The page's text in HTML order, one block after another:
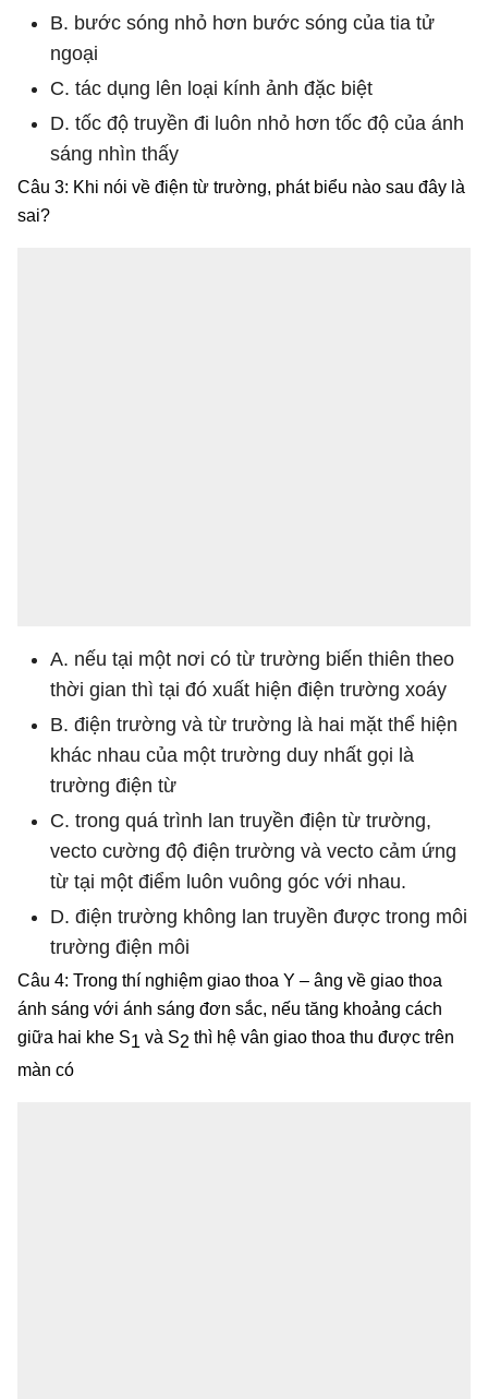
B. bước sóng nhỏ hơn bước sóng của tia tử
ngoại
C. tác dụng lên loại kính ảnh đặc biệt
D. tốc độ truyền đi luôn nhỏ hơn tốc độ của ánh
sáng nhìn thấy
Câu 3: Khi nói về điện từ trường, phát biểu nào sau đây là
sai?
A. nếu tại một nơi có từ trường biến thiên theo
thời gian thì tại đó xuất hiện điện trường xoáy
B. điện trường và từ trường là hai mặt thể hiện
khác nhau của một trường duy nhất gọi là
trường điện từ
C. trong quá trình lan truyền điện từ trường,
vecto cường độ điện trường và vecto cảm ứng
từ tại một điểm luôn vuông góc với nhau.
D. điện trường không lan truyền được trong môi
trường điện môi
Câu 4: Trong thí nghiệm giao thoa Y – âng về giao thoa
ánh sáng với ánh sáng đơn sắc, nếu tăng khoảng cách
giữa hai khe S1 và S2 thì hệ vân giao thoa thu được trên
màn có